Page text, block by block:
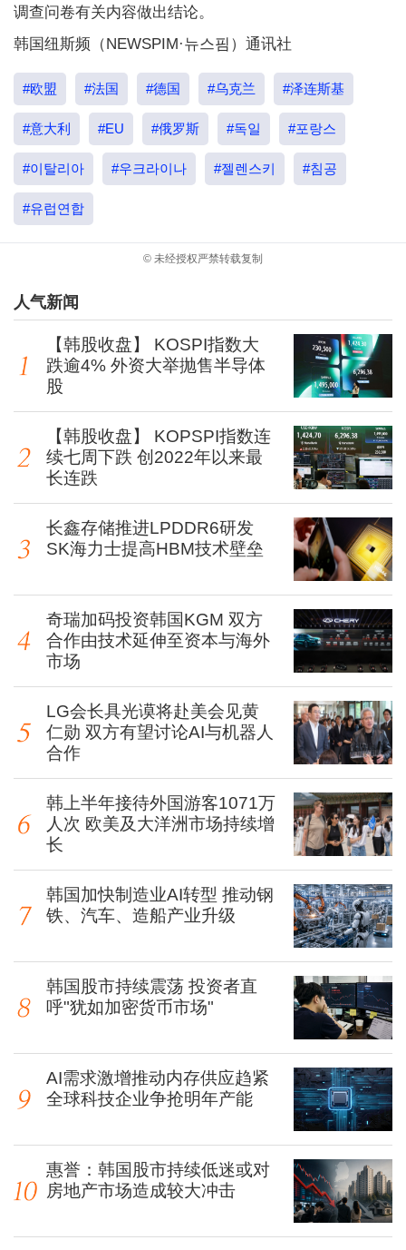
调查问卷有关内容做出结论。
韩国纽斯频（NEWSPIM·뉴스핌）通讯社
#欧盟 #法国 #德国 #乌克兰 #泽连斯基
#意大利 #EU #俄罗斯 #독일 #포랑스
#이탈리아 #우크라이나 #젤렌스키 #침공
#유럽연합
© 未经授权严禁转载复制
人气新闻
【韩股收盘】 KOSPI指数大
跌逾4% 外资大举抛售半导体
股
【韩股收盘】 KOPSPI指数连
续七周下跌 创2022年以来最
长连跌
长鑫存储推进LPDDR6研发
SK海力士提高HBM技术壁垒
奇瑞加码投资韩国KGM 双方
合作由技术延伸至资本与海外
市场
LG会长具光谟将赴美会见黄
仁勋 双方有望讨论AI与机器人
合作
韩上半年接待外国游客1071万
人次 欧美及大洋洲市场持续增
长
韩国加快制造业AI转型 推动钢
铁、汽车、造船产业升级
韩国股市持续震荡 投资者直
呼"犹如加密货币市场"
AI需求激增推动内存供应趋紧
全球科技企业争抢明年产能
惠誉：韩国股市持续低迷或对
房地产市场造成较大冲击